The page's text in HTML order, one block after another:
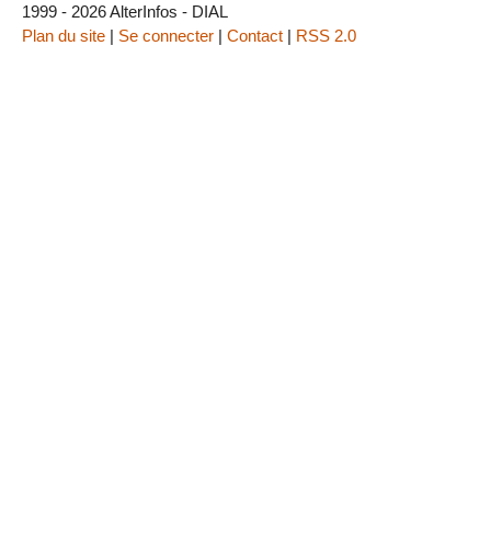
1999 - 2026 AlterInfos - DIAL
Plan du site | Se connecter | Contact | RSS 2.0